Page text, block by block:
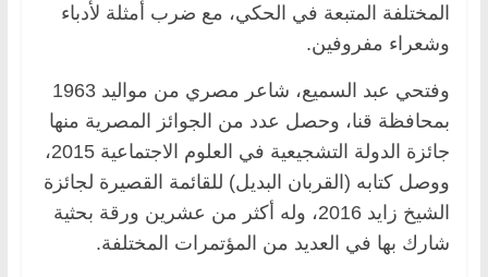
المختلفة المتبعة في الحكي، مع ضرب أمثلة لأدباء
وشعراء مفروفين.
وفتحي عبد السميع، شاعر مصري من مواليد 1963
بمحافظة قنا، وحصل عدد من الجوائز المصرية منها
جائزة الدولة التشجيعية في العلوم الاجتماعية 2015،
ووصل كتابه (القربان البديل) للقائمة القصيرة لجائزة
الشيخ زايد 2016، وله أكثر من عشرين ورقة بحثية
شارك بها في العديد من المؤتمرات المختلفة.